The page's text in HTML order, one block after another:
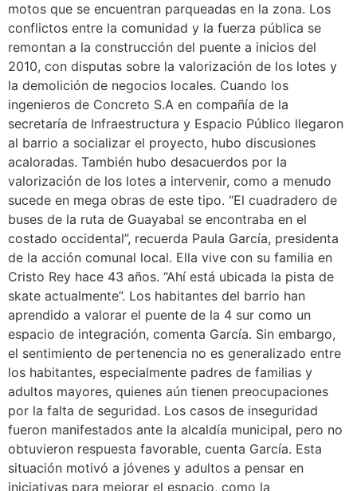
motos que se encuentran parqueadas en la zona. Los
conflictos entre la comunidad y la fuerza pública se
remontan a la construcción del puente a inicios del
2010, con disputas sobre la valorización de los lotes y
la demolición de negocios locales. Cuando los
ingenieros de Concreto S.A en compañía de la
secretaría de Infraestructura y Espacio Público llegaron
al barrio a socializar el proyecto, hubo discusiones
acaloradas. También hubo desacuerdos por la
valorización de los lotes a intervenir, como a menudo
sucede en mega obras de este tipo. “El cuadradero de
buses de la ruta de Guayabal se encontraba en el
costado occidental”, recuerda Paula García, presidenta
de la acción comunal local. Ella vive con su familia en
Cristo Rey hace 43 años. “Ahí está ubicada la pista de
skate actualmente”. Los habitantes del barrio han
aprendido a valorar el puente de la 4 sur como un
espacio de integración, comenta García. Sin embargo,
el sentimiento de pertenencia no es generalizado entre
los habitantes, especialmente padres de familias y
adultos mayores, quienes aún tienen preocupaciones
por la falta de seguridad. Los casos de inseguridad
fueron manifestados ante la alcaldía municipal, pero no
obtuvieron respuesta favorable, cuenta García. Esta
situación motivó a jóvenes y adultos a pensar en
iniciativas para mejorar el espacio, como la